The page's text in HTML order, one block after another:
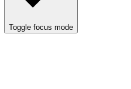
Toggle focus mode